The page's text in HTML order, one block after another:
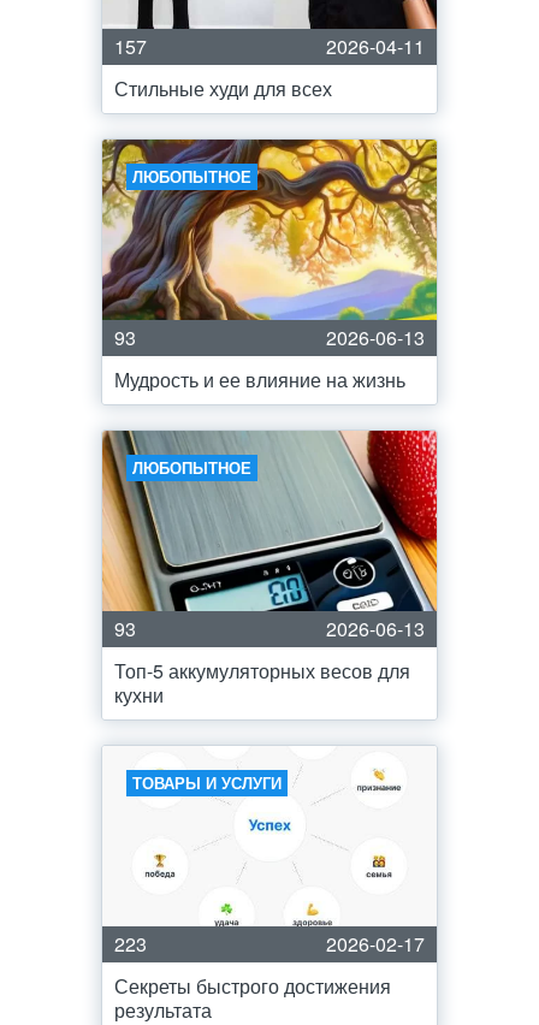
157
2026-04-11
Стильные худи для всех
ЛЮБОПЫТНОЕ
93
2026-06-13
Мудрость и ее влияние на жизнь
ЛЮБОПЫТНОЕ
93
2026-06-13
Топ-5 аккумуляторных весов для
кухни
ТОВАРЫ И УСЛУГИ
223
2026-02-17
Секреты быстрого достижения
результата